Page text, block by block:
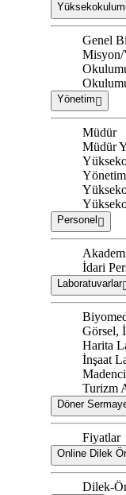
Genel
Misyon/
Yönetim
Müdür
Müdür
Personel
İdari
Laboratuvarlar
Görsel,
Harita
İnşaat
Turizm
Döner
Fiyatlar
Online Dilek
Dilek-